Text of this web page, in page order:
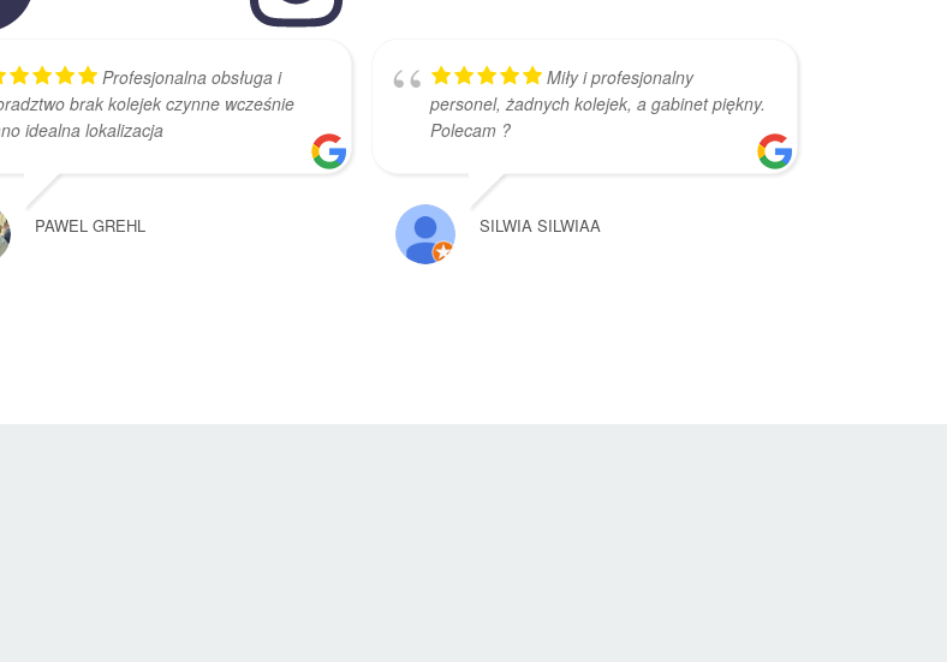
Nasze Opinie
Profesjonalna obsługa i
brak kolejek czynne wcześnie
idealna lokalizacja
PAWEL GREHL
Miły i profesjonalny
personel, żadnych kolejek, a gabinet piękny.
Polecam ?
SILWIA SILWIAA